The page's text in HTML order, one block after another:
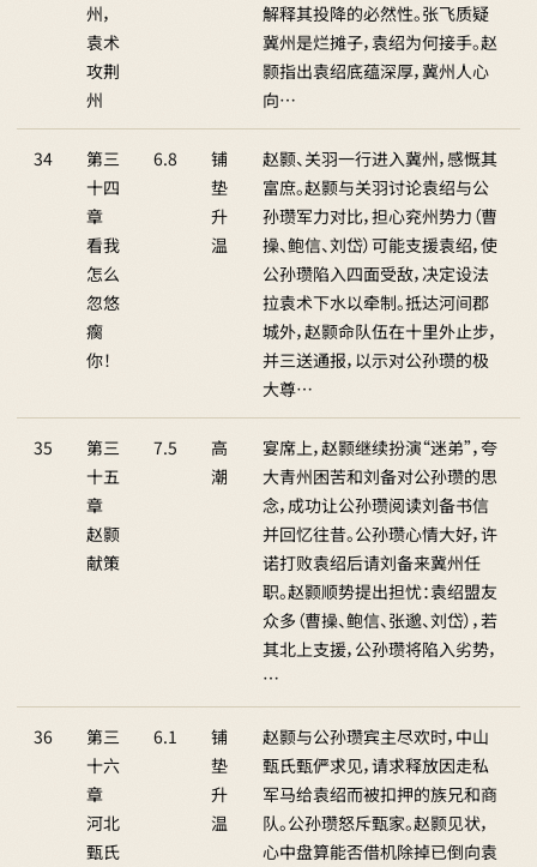
州，
袁术
攻荆
州
解释其投降的必然性。张飞质疑
冀州是烂摊子，袁绍为何接手。赵
颢指出袁绍底蕴深厚，冀州人心
向…
34
第三
十四
章
看我
怎么
忽悠
瘸
你！
6.8
铺
垫
升
温
赵颢、关羽一行进入冀州，感慨其
富庶。赵颢与关羽讨论袁绍与公
孙瓒军力对比，担心兖州势力（曹
操、鲍信、刘岱）可能支援袁绍，使
公孙瓒陷入四面受敌，决定设法
拉袁术下水以牵制。抵达河间郡
城外，赵颢命队伍在十里外止步，
并三送通报，以示对公孙瓒的极
大尊…
35
第三
十五
章
赵颢
献策
7.5
高
潮
宴席上，赵颢继续扮演“迷弟”，夸
大青州困苦和刘备对公孙瓒的思
念，成功让公孙瓒阅读刘备书信
并回忆往昔。公孙瓒心情大好，许
诺打败袁绍后请刘备来冀州任
职。赵颢顺势提出担忧：袁绍盟友
众多（曹操、鲍信、张邈、刘岱），若
其北上支援，公孙瓒将陷入劣势，
…
36
第三
十六
章
河北
甄氏
6.1
铺
垫
升
温
赵颢与公孙瓒宾主尽欢时，中山
甄氏甄俨求见，请求释放因走私
军马给袁绍而被扣押的族兄和商
队。公孙瓒怒斥甄家。赵颢见状，
心中盘算能否借机除掉已倒向袁